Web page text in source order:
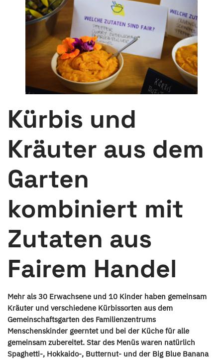
Kürbis und
Kräuter aus dem
Garten
kombiniert mit
Zutaten aus
Fairem Handel
Mehr als 30 Erwachsene und 10 Kinder haben gemeinsam
Kräuter und verschiedene Kürbissorten aus dem
Gemeinschaftsgarten des Familienzentrums
Menschenskinder geerntet und bei der Küche für alle
gemeinsam zubereitet. Star des Menüs waren natürlich
Spaghetti-, Hokkaido-, Butternut- und der Big Blue Banana